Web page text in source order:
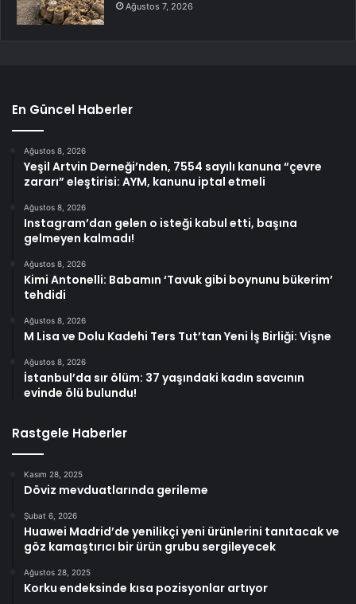
Ağustos 7, 2026
En Güncel Haberler
Ağustos 8, 2026
Yeşil Artvin Derneği’nden, 7554 sayılı kanuna “çevre
zararı” eleştirisi: AYM, kanunu iptal etmeli
Ağustos 8, 2026
Instagram’dan gelen o isteği kabul etti, başına
gelmeyen kalmadı!
Ağustos 8, 2026
Kimi Antonelli: Babamın ‘Tavuk gibi boynunu bükerim’
tehdidi
Ağustos 8, 2026
M Lisa ve Dolu Kadehi Ters Tut’tan Yeni İş Birliği: Vişne
Ağustos 8, 2026
İstanbul’da sır ölüm: 37 yaşındaki kadın savcının
evinde ölü bulundu!
Rastgele Haberler
Kasım 28, 2025
Döviz mevduatlarında gerileme
Şubat 6, 2026
Huawei Madrid’de yenilikçi yeni ürünlerini tanıtacak ve
göz kamaştırıcı bir ürün grubu sergileyecek
Ağustos 28, 2025
Korku endeksinde kısa pozisyonlar artıyor